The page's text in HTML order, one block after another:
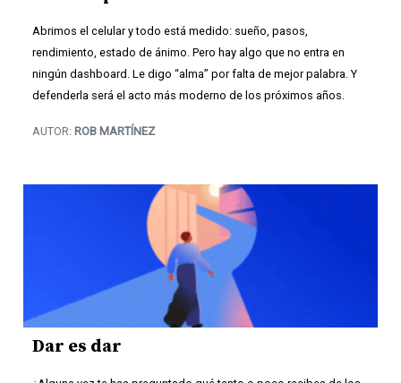
Abrimos el celular y todo está medido: sueño, pasos,
rendimiento, estado de ánimo. Pero hay algo que no entra en
ningún dashboard. Le digo “alma” por falta de mejor palabra. Y
defenderla será el acto más moderno de los próximos años.
AUTOR: ROB MARTÍNEZ
Dar es dar